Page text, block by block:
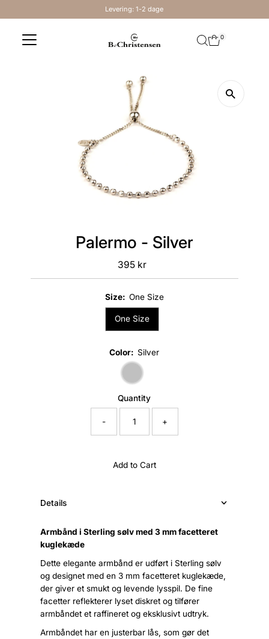
Levering: 1-2 dage
0
Palermo - Silver
Regular
Price
395 kr
Size: One Size
One Size
Color: Silver
Quantity
- +
Add to Cart
Details
Armbånd i Sterling sølv med 3 mm facetteret
kuglekæde
Dette elegante armbånd er udført i Sterling sølv
og designet med en 3 mm facetteret kuglekæde,
der giver et smukt og levende lysspil. De fine
facetter reflekterer lyset diskret og tilfører
armbåndet et raffineret og eksklusivt udtryk.
Armbåndet har en justerbar lås, som gør det